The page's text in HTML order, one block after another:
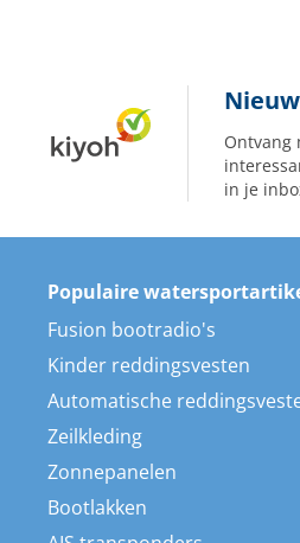
Ontvang
in je
Populaire
Fusion bootradio's
Kinder reddingsvesten
Automatische
Zeilkleding
Zonnepanelen
Bootlakken